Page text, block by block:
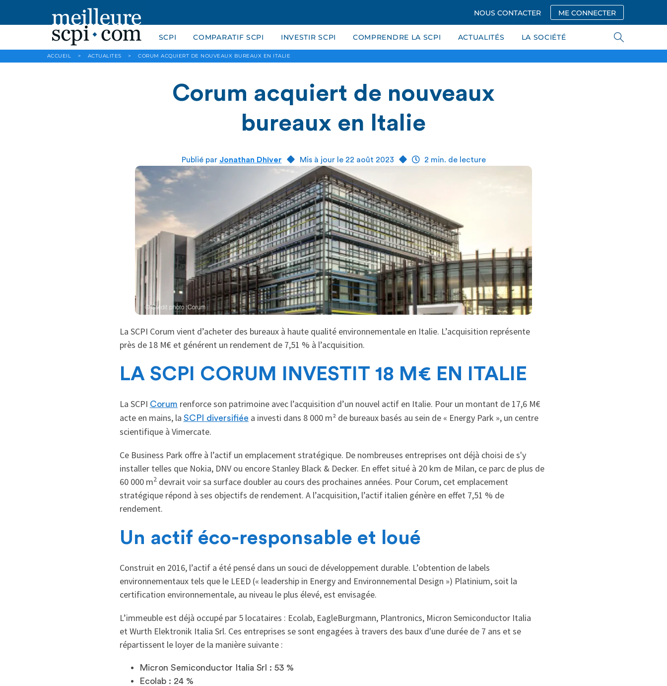
NOUS CONTACTER ME CONNECTER
SCPI COMPARATIF SCPI INVESTIR SCPI COMPRENDRE LA SCPI ACTUALITÉS LA SOCIÉTÉ
ACCUEIL > ACTUALITES > CORUM ACQUIERT DE NOUVEAUX BUREAUX EN ITALIE
Corum acquiert de nouveaux
bureaux en Italie
Publié par Jonathan Dhiver Mis à jour le 22 août 2023 2 min. de lecture
La SCPI Corum vient d’acheter des bureaux à haute qualité environnementale en Italie. L’acquisition représente
près de 18 M€ et générent un rendement de 7,51 % à l’acquisition.
LA SCPI CORUM INVESTIT 18 M€ EN ITALIE
La SCPI Corum renforce son patrimoine avec l’acquisition d’un nouvel actif en Italie. Pour un montant de 17,6 M€
acte en mains, la SCPI diversifiée a investi dans 8 000 m² de bureaux basés au sein de « Energy Park », un centre
scientifique à Vimercate.
Ce Business Park offre à l’actif un emplacement stratégique. De nombreuses entreprises ont déjà choisi de s'y
installer telles que Nokia, DNV ou encore Stanley Black & Decker. En effet situé à 20 km de Milan, ce parc de plus de
60 000 m2devrait voir sa surface doubler au cours des prochaines années. Pour Corum, cet emplacement
stratégique répond à ses objectifs de rendement. A l’acquisition, l’actif italien génère en effet 7,51 % de
rendement.
Un actif éco-responsable et loué
Construit en 2016, l’actif a été pensé dans un souci de développement durable. L’obtention de labels
environnementaux tels que le LEED (« leadership in Energy and Environnemental Design ») Platinium, soit la
certification environnementale, au niveau le plus élevé, est envisagée.
L’immeuble est déjà occupé par 5 locataires : Ecolab, EagleBurgmann, Plantronics, Micron Semiconductor Italia
et Wurth Elektronik Italia Srl. Ces entreprises se sont engagées à travers des baux d'une durée de 7 ans et se
répartissent le loyer de la manière suivante :
Micron Semiconductor Italia Srl : 53 %
Ecolab : 24 %